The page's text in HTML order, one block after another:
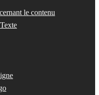
le contenu